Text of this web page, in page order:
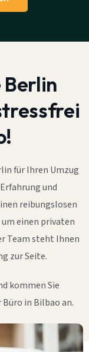
für Ihren Umzug
und
reibungslosen
einen privaten
Team steht Ihnen
zur Seite.
kommen Sie
in Bilbao an.